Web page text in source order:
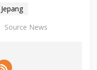
Jepang
Source News